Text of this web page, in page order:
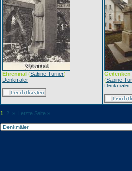
Ehrenmal (Sabine Turner)
Denkmäler
Gedenken
(Sabine
Denkmäler
1 2 » Letzte Seite »